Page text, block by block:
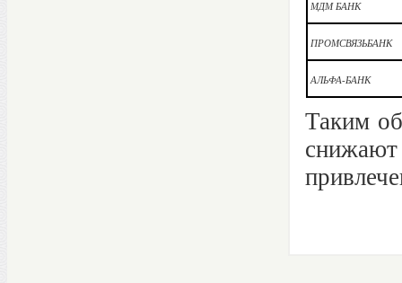
МДМ БАНК
ПРОМСВЯЗЬБАНК
АЛЬФА-БАНК
Таким